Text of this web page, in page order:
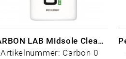
CARBON LAB Midsole Cleaner
Artikelnummer: Carbon-0